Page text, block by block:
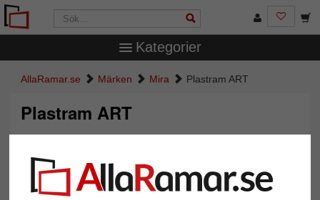
Kategorier
AllaRamar.se Märken Mira Plastram ART
Plastram ART